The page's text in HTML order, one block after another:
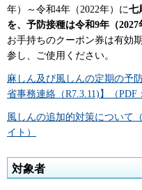
年）～令和4年（2022年）に七
を、予防接種は令和9年（2027
お手持ちのクーポン券は有効
参し、ご使用ください。
麻しん及び風しんの定期の予
省事務連絡（R7.3.11)】（PDF
風しんの追加的対策について
イト）
対象者